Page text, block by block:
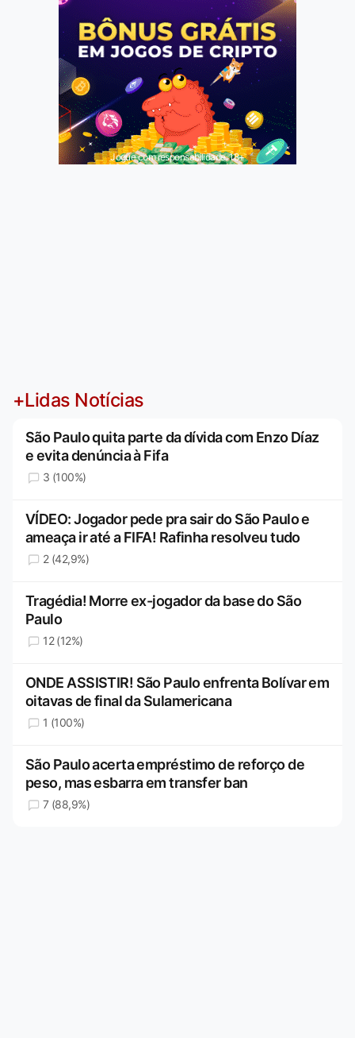
Jogue com responsabilidade. 18+
+Lidas Notícias
São Paulo quita parte da dívida com Enzo Díaz
e evita denúncia à Fifa
3 (100%)
VÍDEO: Jogador pede pra sair do São Paulo e
ameaça ir até a FIFA! Rafinha resolveu tudo
2 (42,9%)
Tragédia! Morre ex-jogador da base do São
Paulo
12 (12%)
ONDE ASSISTIR! São Paulo enfrenta Bolívar em
oitavas de final da Sulamericana
1 (100%)
São Paulo acerta empréstimo de reforço de
peso, mas esbarra em transfer ban
7 (88,9%)